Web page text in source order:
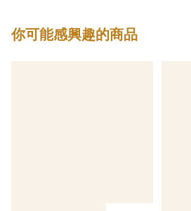
你可能感興趣的商品